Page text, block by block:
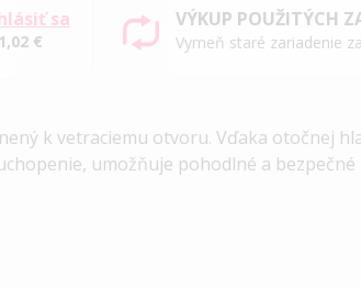
sa
1,02 €
VÝKUP POUŽITÝCH
Vymeň staré zariadenie
k vetraciemu otvoru. Vďaka otočnej
umožňuje pohodlné a bezpečné